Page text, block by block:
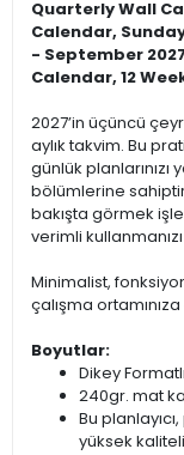
Quarterly Wall
Calendar,
- September
Calendar, 12
2027’in üçüncü
aylık takvim. Bu
günlük
bölümlerine
bakışta görmek
verimli
Minimalist,
çalışma
Boyutlar:
Dikey
240gr. mat
Bu
yüksek